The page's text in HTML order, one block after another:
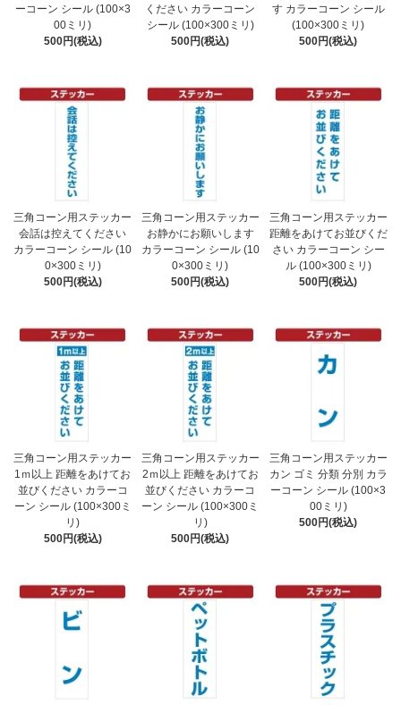
ーコーン シール (100×3
00ミリ)
500円(税込)
ください カラーコーン
シール (100×300ミリ)
500円(税込)
す カラーコーン シール
(100×300ミリ)
500円(税込)
三角コーン用ステッカー
会話は控えてください
カラーコーン シール (10
0×300ミリ)
500円(税込)
三角コーン用ステッカー
お静かにお願いします
カラーコーン シール (10
0×300ミリ)
500円(税込)
三角コーン用ステッカー
距離をあけてお並びくだ
さい カラーコーン シー
ル (100×300ミリ)
500円(税込)
三角コーン用ステッカー
1ｍ以上 距離をあけてお
並びください カラーコ
ーン シール (100×300ミ
リ)
500円(税込)
三角コーン用ステッカー
2ｍ以上 距離をあけてお
並びください カラーコ
ーン シール (100×300ミ
リ)
500円(税込)
三角コーン用ステッカー
カン ゴミ 分類 分別 カラ
ーコーン シール (100×3
00ミリ)
500円(税込)